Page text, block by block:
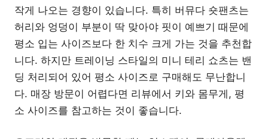
작게 나오는 경향이 있습니다. 특히 버뮤다 숏팬츠는
허리와 엉덩이 부분이 딱 맞아야 핏이 예쁘기 때문에
평소 입는 사이즈보다 한 치수 크게 가는 것을 추천합
니다. 하지만 트레이닝 스타일의 미니 테리 쇼츠는 밴
딩 처리되어 있어 평소 사이즈로 구매해도 무난합니
다. 매장 방문이 어렵다면 리뷰에서 키와 몸무게, 평
소 사이즈를 참고하는 것이 좋습니다.